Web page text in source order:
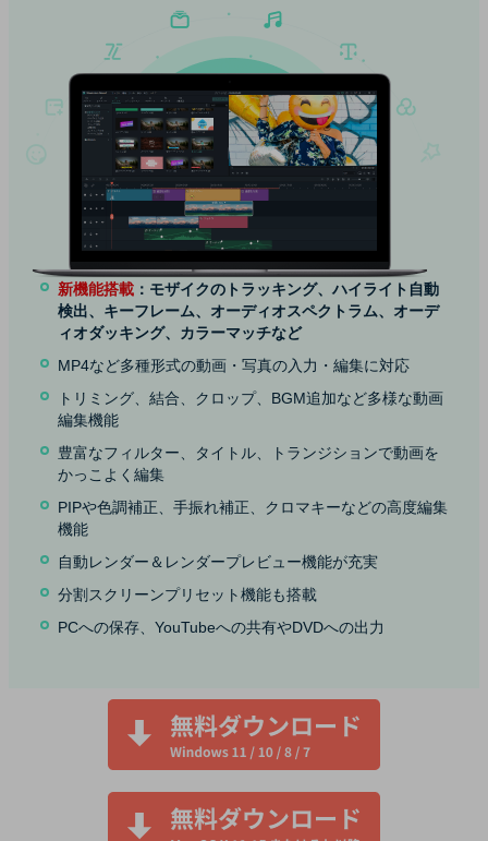
新機能搭載 ：モザイクのトラッキング、ハイライト自動
検出、キーフレーム、オーディオスペクトラム、オーデ
ィオダッキング、カラーマッチなど
MP4など多種形式の動画・写真の入力・編集に対応
トリミング、結合、クロップ、BGM追加など多様な動画
編集機能
豊富なフィルター、タイトル、トランジションで動画を
かっこよく編集
PIPや色調補正、手振れ補正、クロマキーなどの高度編集
機能
自動レンダー＆レンダープレビュー機能が充実
分割スクリーンプリセット機能も搭載
PCへの保存、YouTubeへの共有やDVDへの出力